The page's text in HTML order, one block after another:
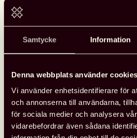
Samtycke Information
Denna webbplats använder cookies
Vi använder enhetsidentifierare för
och annonserna till användarna,
för sociala medier och analysera
vidarebefordrar även sådana